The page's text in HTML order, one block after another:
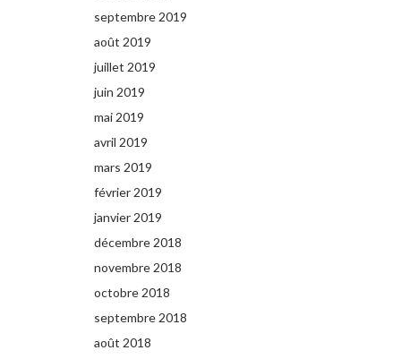
septembre 2019
août 2019
juillet 2019
juin 2019
mai 2019
avril 2019
mars 2019
février 2019
janvier 2019
décembre 2018
novembre 2018
octobre 2018
septembre 2018
août 2018